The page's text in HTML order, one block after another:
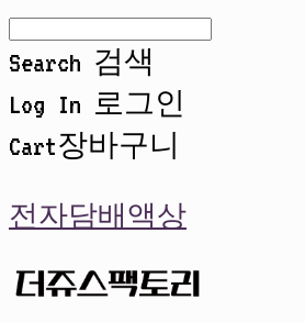
Search 검색
Log In 로그인
Cart장바구니
전자담배액상